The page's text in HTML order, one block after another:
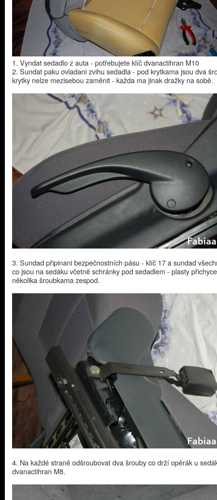
1. Vyndat sedadlo z auta - potřebujete klíč dvanactihran M10
2. Sundat paku ovladani zvihu sedadla - pod krytkama jsou dva
krytky nelze mezisebou zaměnit - každa ma jinak dražky na sobě.
3. Sundad připinani bezpečnostních pásu - klíč 17 a sundad
co jsou na sedáku včetně schránky pod sedadlem - plasty
několika šroubkama zespod.
4. Na každé straně odšroubovat dva šrouby co drží opěrák u
dvanactihran M8.